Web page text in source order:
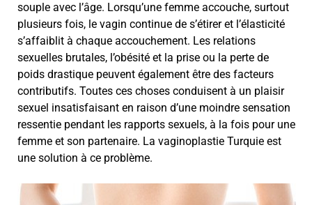
souple avec l’âge. Lorsqu’une femme accouche, surtout
plusieurs fois, le vagin continue de s’étirer et l’élasticité
s’affaiblit à chaque accouchement. Les relations
sexuelles brutales, l’obésité et la prise ou la perte de
poids drastique peuvent également être des facteurs
contributifs. Toutes ces choses conduisent à un plaisir
sexuel insatisfaisant en raison d’une moindre sensation
ressentie pendant les rapports sexuels, à la fois pour une
femme et son partenaire. La vaginoplastie Turquie est
une solution à ce problème.